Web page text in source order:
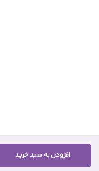
افزودن به سبد خرید